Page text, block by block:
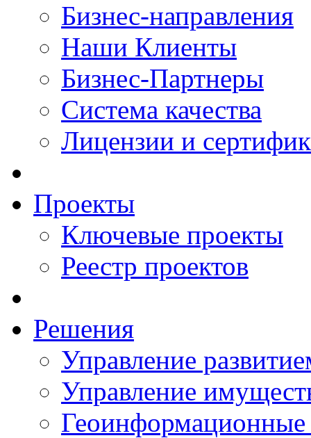
Бизнес-направления
Наши Клиенты
Бизнес-Партнеры
Система качества
Лицензии и
Проекты
Ключевые проекты
Реестр проектов
Решения
Управление
Управление